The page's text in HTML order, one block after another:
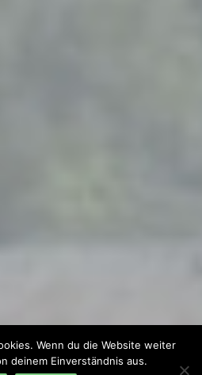
Wenn du die Website weiter
deinem Einverständnis aus.